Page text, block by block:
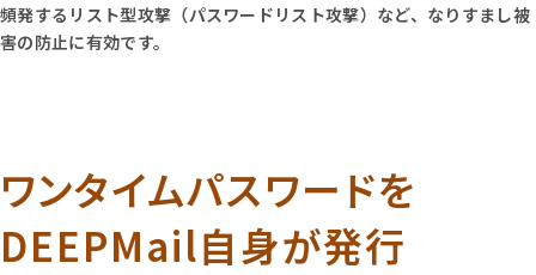
頻発するリスト型攻撃（パスワードリスト攻撃）など、なりすまし被
害の防止に有効です。
ワンタイムパスワードを
DEEPMail自身が発行